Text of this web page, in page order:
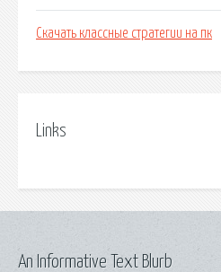
Скачать классные стратегии на пк
Links
An Informative Text Blurb